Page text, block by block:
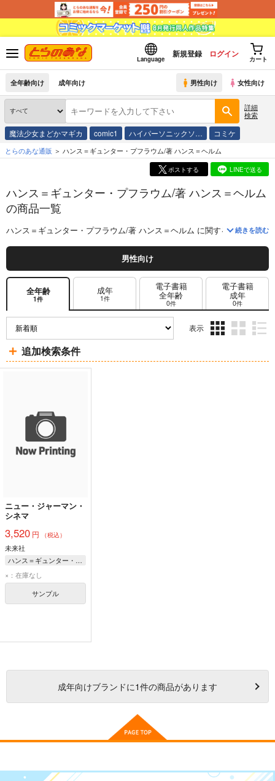
Language
新規登録 ログイン
カート
全年齢向け 成年向け 男性向け 女性向け
詳細
検索
魔法少女まどかマギカ comic1 ハイパーソニックソ… コミケ
とらのあな通販 ハンス＝ギュンター・プフラウム/著 ハンス＝ヘルム
ポストする LINEで送る
ハンス＝ギュンター・プフラウム/著 ハンス＝ヘルム
の商品一覧
ハンス＝ギュンター・プフラウム/著 ハンス＝ヘルム に関する商品は、1
続きを読む
男性向け
全年齢
1件
成年
1件
電子書籍
全年齢
0件
電子書籍
成年
0件
表示
ム
ム
ム
追加検索条件
ニュー・ジャーマン・
シネマ
3,520 円 （税込）
未来社
ハンス＝ギュンター・プフラウム/著 ハンス＝ヘルム
×：在庫なし
サンプル
成年向けブランドに1件の商品があります